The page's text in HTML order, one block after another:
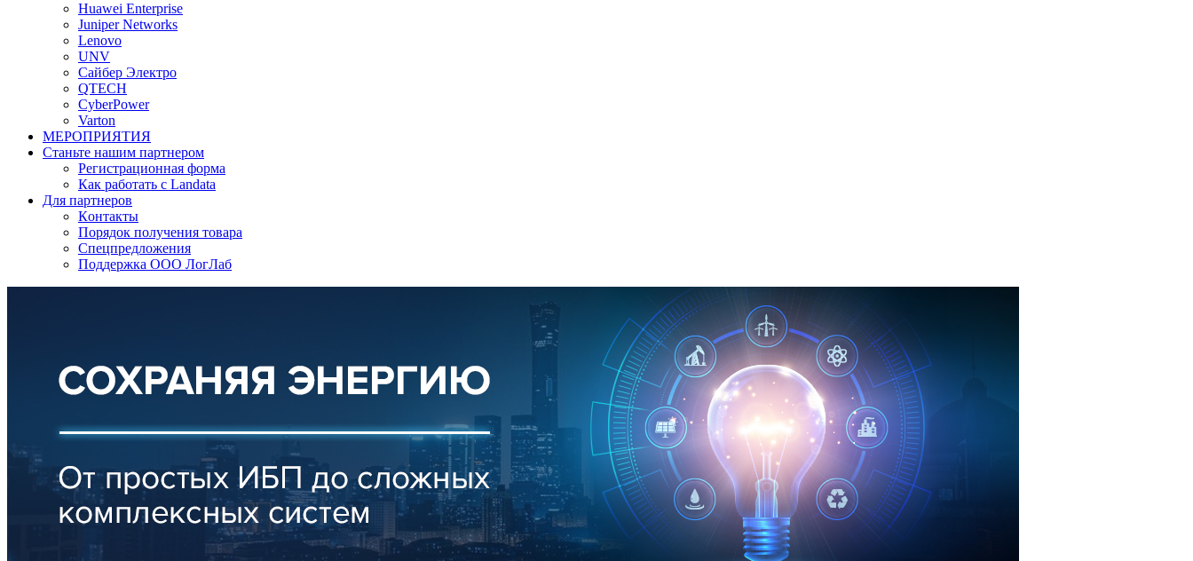
Huawei Enterprise
Juniper Networks
Lenovo
UNV
Сайбер Электро
QTECH
CyberPower
Varton
МЕРОПРИЯТИЯ
Станьте нашим партнером
Регистрационная форма
Как работать с Landata
Для партнеров
Кoнтaкты
Порядок получения товара
Спецпредложения
Поддержка ООО ЛогЛаб